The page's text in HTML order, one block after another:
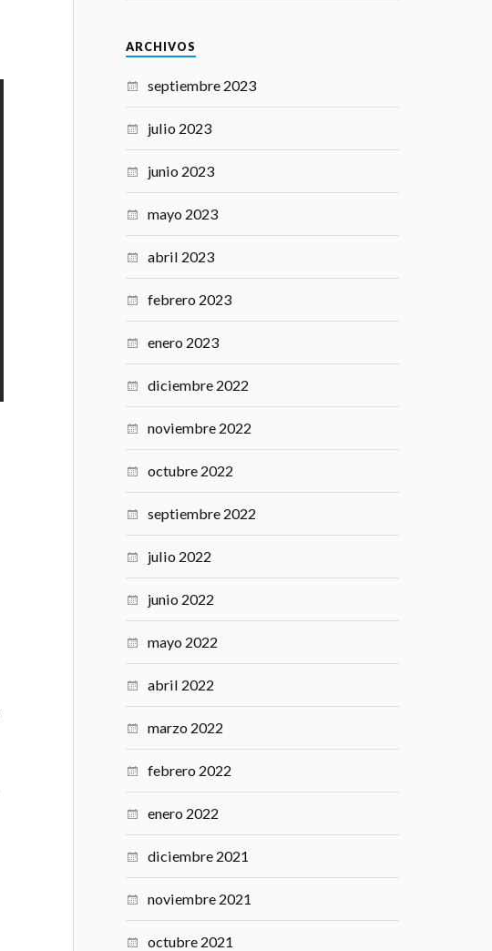
ARCHIVOS
septiembre 2023
julio 2023
junio 2023
mayo 2023
abril 2023
febrero 2023
enero 2023
diciembre 2022
noviembre 2022
octubre 2022
septiembre 2022
julio 2022
junio 2022
mayo 2022
abril 2022
marzo 2022
febrero 2022
enero 2022
diciembre 2021
noviembre 2021
octubre 2021